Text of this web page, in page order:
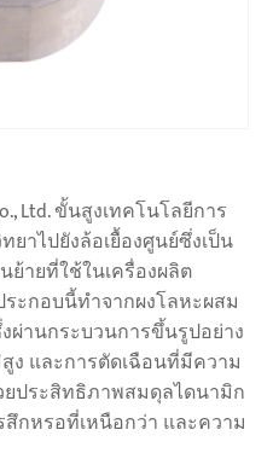
Ltd. ขั้นสูงเทคโนโลยีการ
าไปยังล้อเยื้องศูนย์ซึ่งเป็น
ายที่ใช้ในเครื่องผลิต
ะกอบนี้ทำจากผงโลหะผสม
ผ่านกระบวนการขึ้นรูปอย่าง
และการตัดเฉือนที่มีความ
ประสิทธิภาพสมดุลไดนามิก
กหรอที่เหนือกว่า และความ